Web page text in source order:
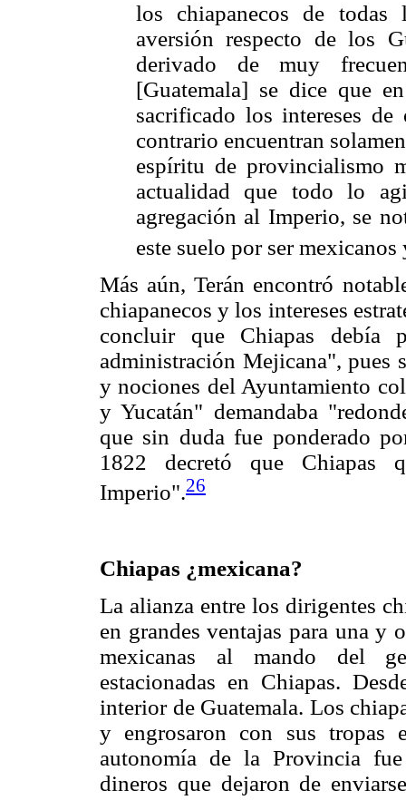
los chiapanecos de todas
aversión respecto de los
derivado de muy
[Guatemala] se dice que
sacrificado los intereses
contrario encuentran
espíritu de provincialismo
actualidad que todo lo
agregación al Imperio, se
este suelo por ser
Más aún, Terán encontró
chiapanecos y los intereses
concluir que Chiapas debía
administración Mejicana", pues
y nociones del Ayuntamiento
y Yucatán" demandaba
que sin duda fue ponderado
1822 decretó que Chiapas
Imperio".26
Chiapas ¿mexicana?
La alianza entre los dirigentes
en grandes ventajas para una y
mexicanas al mando del
estacionadas en Chiapas.
interior de Guatemala. Los
y engrosaron con sus tropas
autonomía de la Provincia
dineros que dejaron de